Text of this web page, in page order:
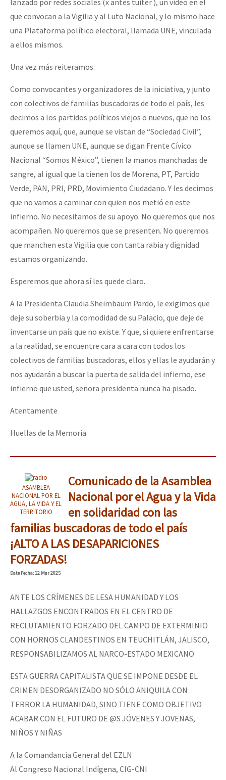
que convocan a la Vigilia y al Luto Nacional, y lo mismo hace
una Plataforma político electoral, llamada UNE, vinculada
a ellos mismos.
Una vez más reiteramos:
Como convocantes y organizadores de la iniciativa, y junto
con colectivos de familias buscadoras de todo el país, les
decimos a los partidos políticos viejos o nuevos, que no los
queremos aquí, que, aunque se vistan de “Sociedad Civil”,
aunque se llamen UNE, aunque se digan Frente Cívico
Nacional “Somos México”, tienen la manos manchadas de
sangre, al igual que la tienen los de Morena, PT, Partido
Verde, PAN, PRI, PRD, Movimiento Ciudadano. Y les decimos
que no vamos a caminar con quien nos metió en este
infierno. No necesitamos de su apoyo. No queremos que nos
acompañen. No queremos que se presenten. No queremos
que manchen esta Vigilia que con tanta rabia y dignidad
estamos organizando.
Esperemos que ahora sí les quede claro.
A la Presidenta Claudia Sheimbaum Pardo, le exigimos que
deje su soberbia y la comodidad de su Palacio, que deje de
inventarse un país que no existe. Y que, si quiere enfrentarse
a la realidad, se encuentre cara a cara con todos los
colectivos de familias buscadoras, ellos y ellas le ayudarán y
nos ayudarán a buscar la puerta de salida del infierno, ese
infierno que usted, señora presidenta nunca ha pisado.
Atentamente
Huellas de la Memoria
ASAMBLEA
NACIONAL POR EL
AGUA, LA VIDA Y EL
TERRITORIO
Comunicado de la Asamblea
Nacional por el Agua y la Vida
en solidaridad con las
familias buscadoras de todo el país
¡ALTO A LAS DESAPARICIONES
FORZADAS!
DateFecha: 12 Mar 2025
ANTE LOS CRÍMENES DE LESA HUMANIDAD Y LOS
HALLAZGOS ENCONTRADOS EN EL CENTRO DE
RECLUTAMIENTO FORZADO DEL CAMPO DE EXTERMINIO
CON HORNOS CLANDESTINOS EN TEUCHITLÁN, JALISCO,
RESPONSABILIZAMOS AL NARCO-ESTADO MEXICANO
ESTA GUERRA CAPITALISTA QUE SE IMPONE DESDE EL
CRIMEN DESORGANIZADO NO SÓLO ANIQUILA CON
TERROR LA HUMANIDAD, SINO TIENE COMO OBJETIVO
ACABAR CON EL FUTURO DE @S JÓVENES Y JOVENAS,
NIÑOS Y NIÑAS
A la Comandancia General del EZLN
Al Congreso Nacional Indígena, CIG-CNI